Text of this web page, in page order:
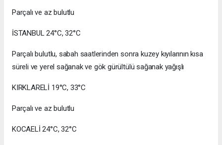
Parçalı ve az bulutlu
İSTANBUL 24°C, 32°C
Parçalı bulutlu, sabah saatlerinden sonra kuzey kıyılarının kısa
süreli ve yerel sağanak ve gök gürültülü sağanak yağışlı
KIRKLARELİ 19°C, 33°C
Parçalı ve az bulutlu
KOCAELİ 24°C, 32°C